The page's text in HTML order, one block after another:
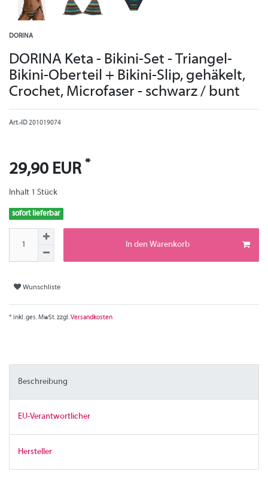
DORINA
DORINA Keta - Bikini-Set - Triangel-
Bikini-Oberteil + Bikini-Slip, gehäkelt,
Crochet, Microfaser - schwarz / bunt
Art.-ID201019074
29,90 EUR *
Inhalt 1 Stück
sofort lieferbar
In den Warenkorb
Wunschliste
* inkl. ges. MwSt. zzgl.Versandkosten
Beschreibung
EU-Verantwortlicher
Hersteller